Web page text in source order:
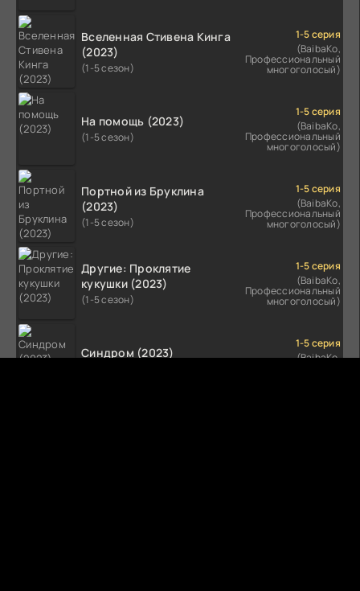
Вселенная Стивена Кинга
(2023)
(1-5 сезон)
1-5 серия
(BaibaKo,
Профессиональный
многоголосый)
На помощь (2023)
(1-5 сезон)
1-5 серия
(BaibaKo,
Профессиональный
многоголосый)
Портной из Бруклина
(2023)
(1-5 сезон)
1-5 серия
(BaibaKo,
Профессиональный
многоголосый)
Другие: Проклятие
кукушки (2023)
(1-5 сезон)
1-5 серия
(BaibaKo,
Профессиональный
многоголосый)
Синдром (2023)
1-5 серия
(BaibaKo,